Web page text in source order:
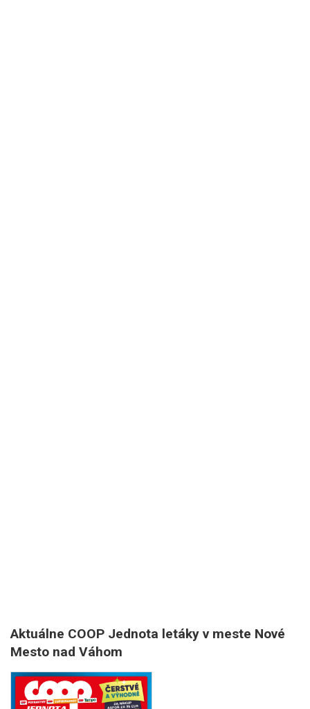
Aktuálne COOP Jednota letáky v meste Nové
Mesto nad Váhom